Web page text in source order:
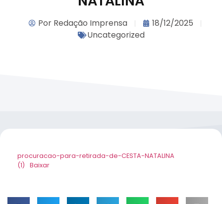
PorRedação Imprensa
18/12/2025
Uncategorized
procuracao-para-retirada-de-CESTA-NATALINA
(1)
Baixar